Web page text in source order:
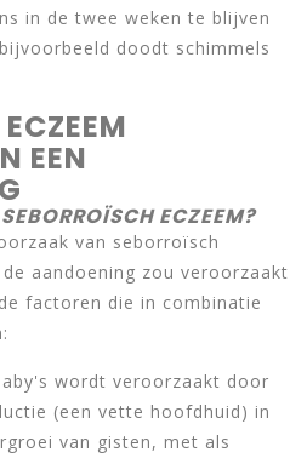
in de twee weken te blijven
doodt schimmels
EEN
ECZEEM?
van seborroïsch
aandoening zou veroorzaakt
factoren die in combinatie
wordt veroorzaakt door
(een vette hoofdhuid) in
van gisten, met als